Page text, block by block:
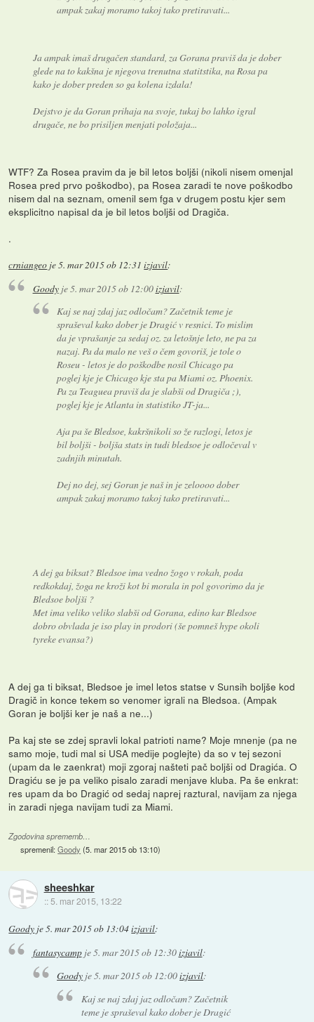
ampak zakaj moramo takoj tako pretiravati...
Ja ampak imaš drugačen standard, za Gorana praviš da je dober
glede na to kakšna je njegova trenutna statitstika, na Rosa pa
kako je dober preden so ga kolena izdala!
Dejstvo je da Goran prihaja na svoje, tukaj bo lahko igral
drugače, ne bo prisiljen menjati položaja...
WTF? Za Rosea pravim da je bil letos boljši (nikoli nisem omenjal
Rosea pred prvo poškodbo), pa Rosea zaradi te nove poškodbo
nisem dal na seznam, omenil sem fga v drugem postu kjer sem
eksplicitno napisal da je bil letos boljši od Dragiča.
.
crniangeo je5. mar 2015 ob 12:31 izjavil:
Goodyje5. mar 2015 ob 12:00izjavil:
Kaj se naj zdaj jaz odločam? Začetnik teme je
spraševal kako dober je Dragić v resnici. To mislim
da je vprašanje za sedaj oz. za letošnje leto, ne pa za
nazaj. Pa da malo ne veš o čem govoriš, je tole o
Roseu - letos je do poškodbe nosil Chicago pa
poglej kje je Chicago kje sta pa Miami oz. Phoenix.
Pa za Teaguea praviš da je slabši od Dragiča ;),
poglej kje je Atlanta in statistiko JT-ja...
Aja pa še Bledsoe, kakršnikoli so že razlogi, letos je
bil boljši - boljša stats in tudi bledsoe je odločeval v
zadnjih minutah.
Dej no dej, sej Goran je naš in je zeloooo dober
ampak zakaj moramo takoj tako pretiravati...
A dej ga biksat? Bledsoe ima vedno žogo v rokah, poda
redkokdaj, žoga ne kroži kot bi morala in pol govorimo da je
Bledsoe boljši ?
Met ima veliko veliko slabši od Gorana, edino kar Bledsoe
dobro obvlada je iso play in prodori (še pomneš hype okoli
tyreke evansa?)
A dej ga ti biksat, Bledsoe je imel letos statse v Sunsih boljše kod
Dragič in konce tekem so venomer igrali na Bledsoa. (Ampak
Goran je boljši ker je naš a ne...)
Pa kaj ste se zdej spravli lokal patrioti name? Moje mnenje (pa ne
samo moje, tudi mal si USA medije poglejte) da so v tej sezoni
(upam da le zaenkrat) moji zgoraj našteti pač boljši od Dragića. O
Dragiću se je pa veliko pisalo zaradi menjave kluba. Pa še enkrat:
res upam da bo Dragić od sedaj naprej raztural, navijam za njega
in zaradi njega navijam tudi za Miami.
Zgodovina sprememb…
spremenil:Goody (5. mar 2015 ob 13:10)
sheeshkar
:: 5. mar 2015, 13:22
Goody je5. mar 2015 ob 13:04izjavil:
fantasycampje5. mar 2015 ob 12:30izjavil:
Goody je5. mar 2015 ob 12:00izjavil:
Kaj se naj zdaj jaz odločam? Začetnik
teme je spraševal kako dober je Dragić